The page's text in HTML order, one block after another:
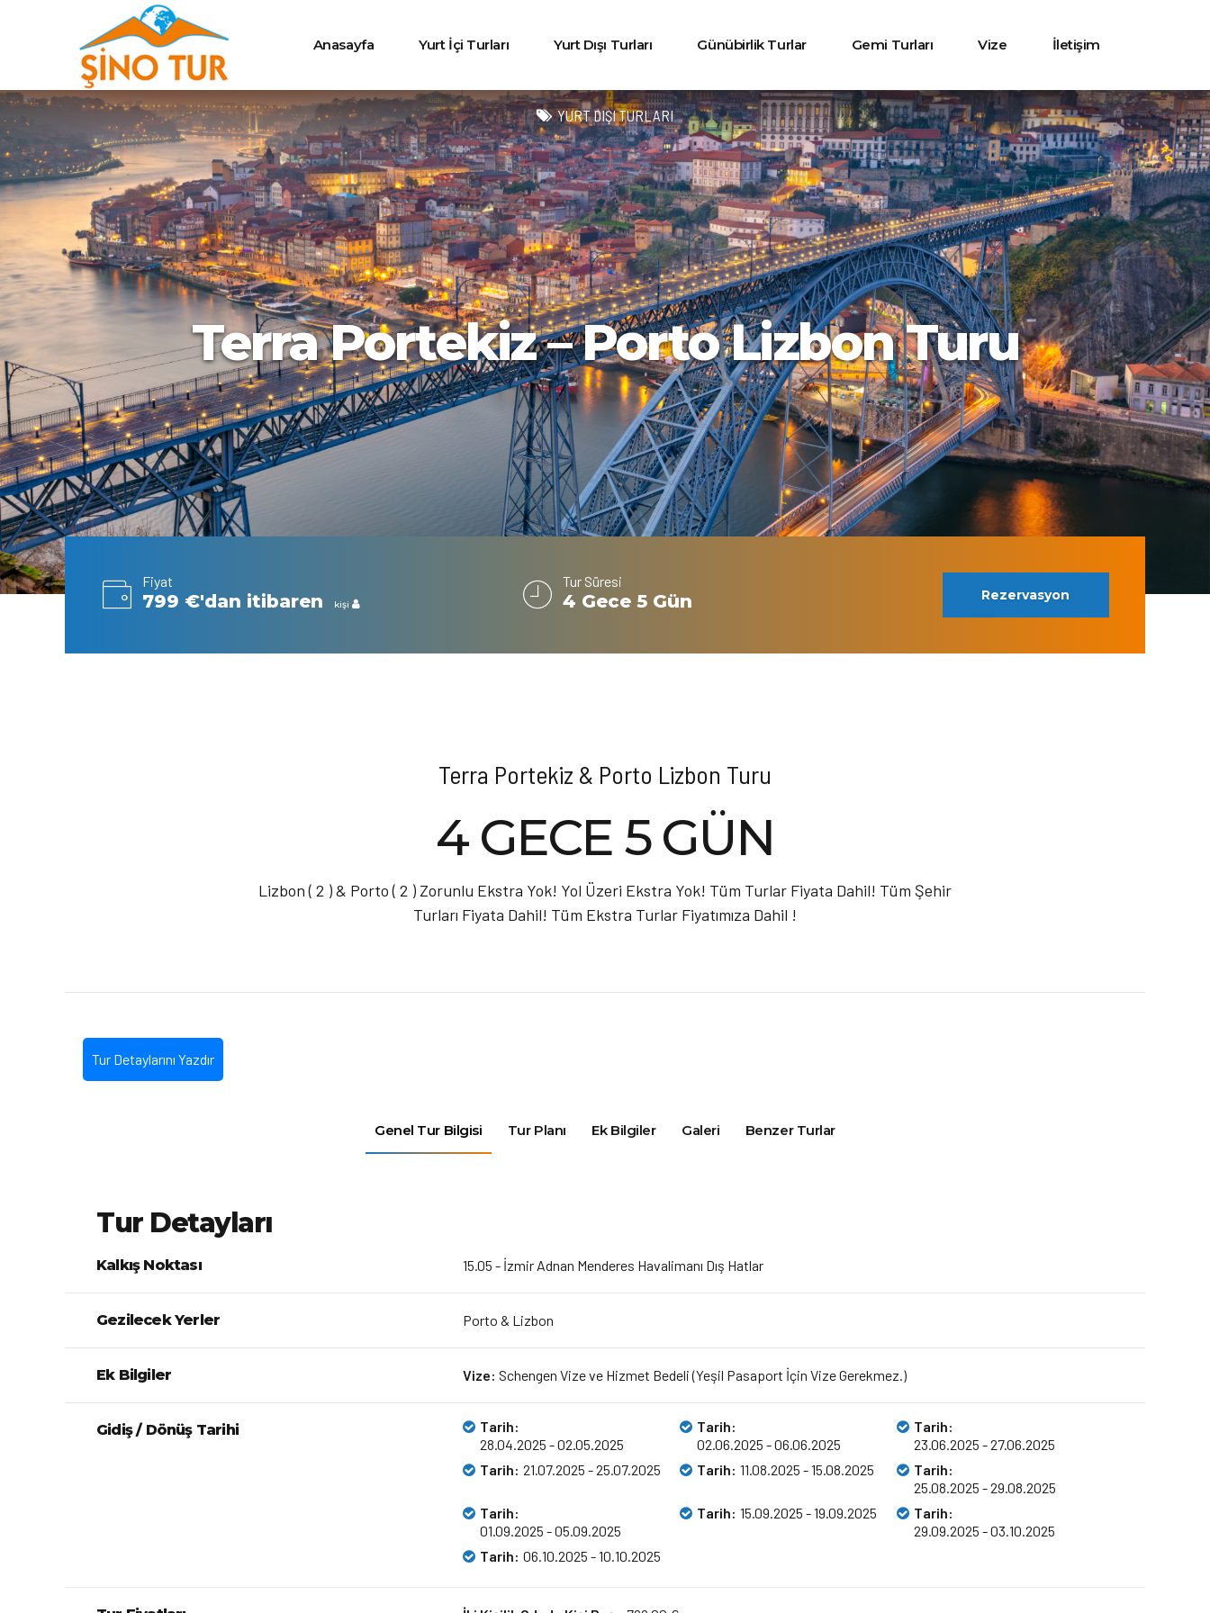
Anasayfa Yurt İçi Turları Yurt Dışı Turları Günübirlik Turlar Gemi Turları Vize İletişim
YURT DIŞI TURLARI
Terra Portekiz – Porto Lizbon Turu
Fiyat
799 €'dan itibaren kişi
Tur Süresi
4 Gece 5 Gün Rezervasyon
Terra Portekiz & Porto Lizbon Turu
4 GECE 5 GÜN
Lizbon ( 2 ) & Porto ( 2 ) Zorunlu Ekstra Yok! Yol Üzeri Ekstra Yok! Tüm Turlar Fiyata Dahil! Tüm Şehir
Turları Fiyata Dahil! Tüm Ekstra Turlar Fiyatımıza Dahil !
Tur Detaylarını Yazdır
Genel Tur Bilgisi Tur Planı Ek Bilgiler Galeri Benzer Turlar
Tur Detayları
Kalkış Noktası 15.05 - İzmir Adnan Menderes Havalimanı Dış Hatlar
Gezilecek Yerler Porto & Lizbon
Ek Bilgiler Vize: Schengen Vize ve Hizmet Bedeli (Yeşil Pasaport İçin Vize Gerekmez.)
Gidiş / Dönüş Tarihi
Tarih:
28.04.2025 - 02.05.2025
Tarih:
02.06.2025 - 06.06.2025
Tarih:
23.06.2025 - 27.06.2025
Tarih: 21.07.2025 - 25.07.2025 Tarih: 11.08.2025 - 15.08.2025
Tarih:
25.08.2025 - 29.08.2025
Tarih:
01.09.2025 - 05.09.2025
Tarih: 15.09.2025 - 19.09.2025
Tarih:
29.09.2025 - 03.10.2025
Tarih: 06.10.2025 - 10.10.2025